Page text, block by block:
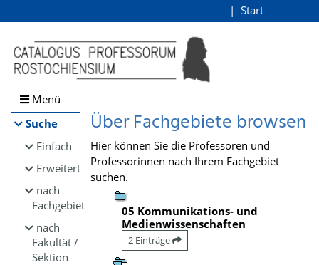
Browsen
direkt zum Inhalt
Start
Menü
Suche
Einfach
Erweitert
nach
Fachgebiet
nach
Fakultät /
Sektion
Über Fachgebiete browsen
Hier können Sie die Professoren und
Professorinnen nach Ihrem Fachgebiet
suchen.
05 Kommunikations- und
Medienwissenschaften
2 Einträge